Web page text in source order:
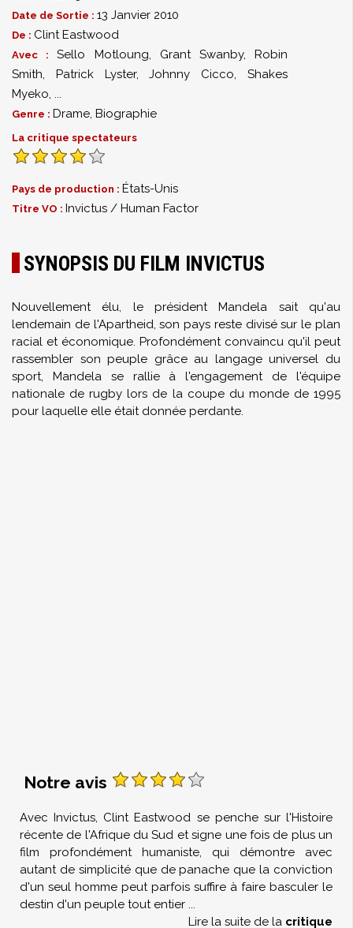
Date de Sortie : 13 Janvier 2010
De : Clint Eastwood
Avec :Sello Motloung, Grant Swanby,Robin
Smith, Patrick Lyster,Johnny Cicco,Shakes
Myeko, ...
Genre : Drame, Biographie
La critique spectateurs
Pays de production : États-Unis
Titre VO : Invictus / Human Factor
SYNOPSIS DU FILM INVICTUS
Nouvellement élu, le président Mandela sait qu'au
lendemain de l'Apartheid, son pays reste divisé sur le plan
racial et économique. Profondément convaincu qu'il peut
rassembler son peuple grâce au langage universel du
sport, Mandela se rallie à l'engagement de l'équipe
nationale de rugby lors de la coupe du monde de 1995
pour laquelle elle était donnée perdante.
Notre avis
Avec Invictus, Clint Eastwood se penche sur l'Histoire
récente de l'Afrique du Sud et signe une fois de plus un
film profondément humaniste, qui démontre avec
autant de simplicité que de panache que la conviction
d'un seul homme peut parfois suffire à faire basculer le
destin d'un peuple tout entier ...
Lire la suite de la critique